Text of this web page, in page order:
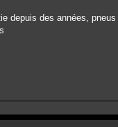
depuis des années,